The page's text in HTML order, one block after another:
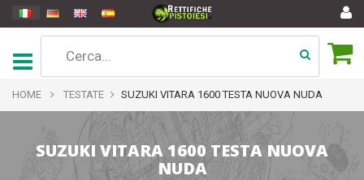
HOME TESTATE SUZUKI VITARA 1600 TESTA NUOVA NUDA
SUZUKI VITARA 1600 TESTA NUOVA
NUDA